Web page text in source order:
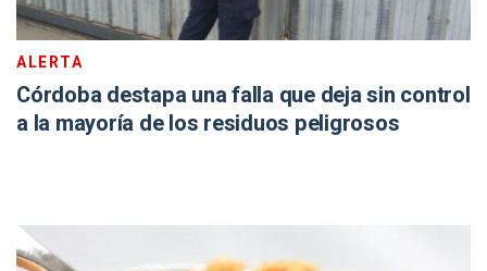
ALERTA
Córdoba destapa una falla que deja sin control
a la mayoría de los residuos peligrosos